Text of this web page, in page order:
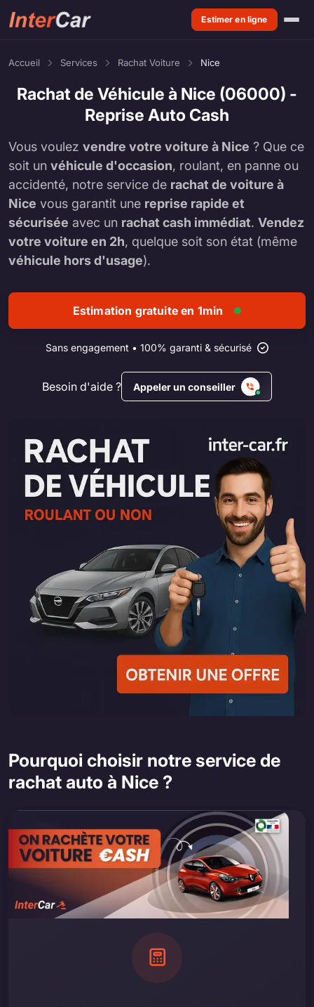
Estimer en ligne
Accueil Services Rachat Voiture Nice
Rachat de Véhicule à Nice (06000) -
Reprise Auto Cash
Vous voulez vendre votre voiture à Nice ? Que ce
soit un véhicule d'occasion, roulant, en panne ou
accidenté, notre service de rachat de voiture à
Nice vous garantit une reprise rapide et
sécurisée avec un rachat cash immédiat. Vendez
votre voiture en 2h, quelque soit son état (même
véhicule hors d'usage).
Estimation gratuite en 1min
Sans engagement • 100% garanti & sécurisé
Besoin d'aide ? Appeler un conseiller
Pourquoi choisir notre service de
rachat auto à Nice ?